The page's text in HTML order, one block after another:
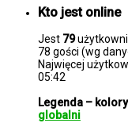
Kto jest online
Jest 79
78 gości (wg
Najwięcej
05:42
Legenda –
globalni